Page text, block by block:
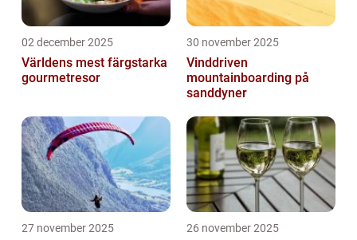
02 december 2025
Världens mest färgstarka
gourmetresor
30 november 2025
Vinddriven
mountainboarding på
sanddyner
27 november 2025 26 november 2025